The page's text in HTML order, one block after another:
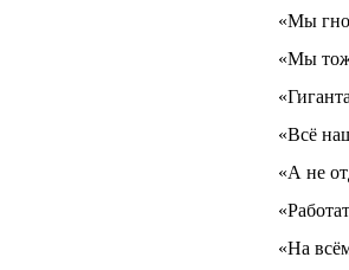
«Мы
«Мы
«Всё
«А не
«На